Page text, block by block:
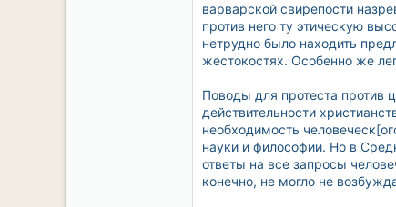
варварской свирепости
против него ту этическую
нетрудно было находить
жестокостях. Особенно же
Поводы для протеста против
действительности
необходимость
науки и философии. Но в
ответы на все запросы
конечно, не могло не